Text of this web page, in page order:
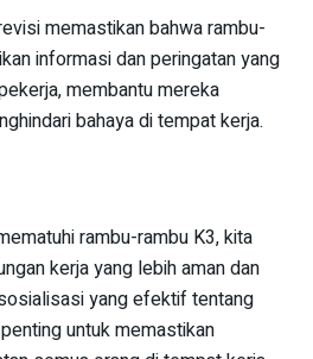
memastikan bahwa rambu-
informasi dan peringatan yang
membantu mereka
bahaya di tempat kerja.
rambu-rambu K3, kita
kerja yang lebih aman dan
yang efektif tentang
untuk memastikan